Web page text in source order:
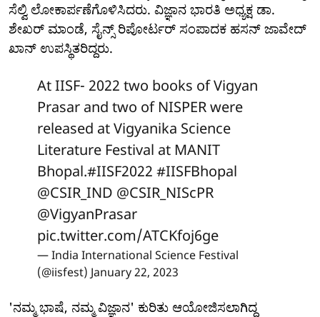
ಸೆಲ್ವಿ ಲೋಕಾರ್ಪಣೆಗೊಳಿಸಿದರು. ವಿಜ್ಞಾನ ಭಾರತಿ ಅಧ್ಯಕ್ಷ ಡಾ.
ಶೇಖರ್ ಮಾಂಡೆ, ಸೈನ್ಸ್ ರಿಪೋರ್ಟರ್ ಸಂಪಾದಕ ಹಸನ್ ಜಾವೇದ್
ಖಾನ್ ಉಪಸ್ಥಿತರಿದ್ದರು.
At IISF- 2022 two books of Vigyan
Prasar and two of NISPER were
released at Vigyanika Science
Literature Festival at MANIT
Bhopal.#IISF2022 #IISFBhopal
@CSIR_IND @CSIR_NIScPR
@VigyanPrasar
pic.twitter.com/ATCKfoj6ge
— India International Science Festival
(@iisfest) January 22, 2023
'ನಮ್ಮ ಭಾಷೆ, ನಮ್ಮ ವಿಜ್ಞಾನ' ಕುರಿತು ಆಯೋಜಿಸಲಾಗಿದ್ದ